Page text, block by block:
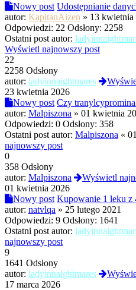
Nowy post Udostępnianie
autor: KapitanAizen » 13 kwietnia
Odpowiedzi: 22 Odsłony: 2258
Ostatni post autor:
Wyświetl najnowszy post
22
2258 Odsłony
autor: ladyinnaightmares
23 kwietnia 2026
Nowy post Czy
autor: Malpiszona » 01 kwietnia
Odpowiedzi: 0 Odsłony: 358
Ostatni post autor: Malpiszona «
najnowszy post
0
358 Odsłony
autor: Malpiszona
Wyświetl
01 kwietnia 2026
Nowy post Kupowanie 1 leku z
autor: natvlqa » 25 lutego 2021
Odpowiedzi: 9 Odsłony: 1641
Ostatni post autor:
najnowszy post
9
1641 Odsłony
autor: ladyinnaightmares
17 marca 2026